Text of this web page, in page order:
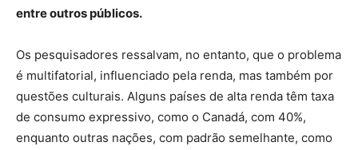
entre outros públicos.
Os pesquisadores ressalvam, no entanto, que o problema
é multifatorial, influenciado pela renda, mas também por
questões culturais. Alguns países de alta renda têm taxa
de consumo expressivo, como o Canadá, com 40%,
enquanto outras nações, com padrão semelhante, como